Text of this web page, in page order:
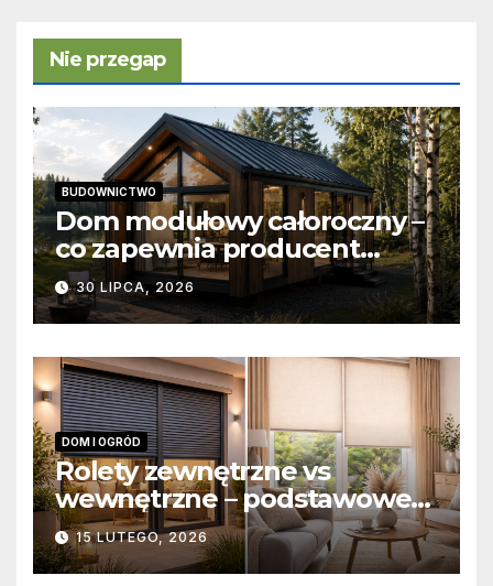
Nie przegap
BUDOWNICTWO
Dom modułowy całoroczny –
co zapewnia producent
domów modułowych?
30 LIPCA, 2026
DOM I OGRÓD
Rolety zewnętrzne vs
wewnętrzne – podstawowe
różnice konstrukcyjne i
funkcjonalne
15 LUTEGO, 2026